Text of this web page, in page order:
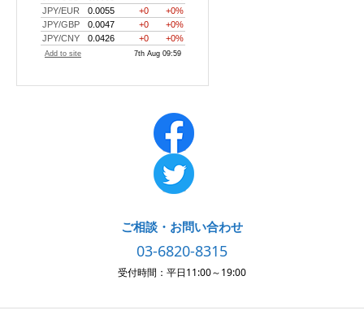
ご相談・お問い合わせ
03-6820-8315
受付時間：平日11:00～19:00